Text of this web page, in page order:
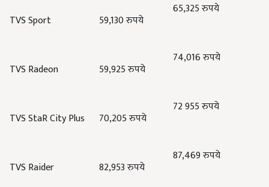
TVS Sport 59,130रुपये
65,325रुपये
TVS Radeon 59,925रुपये
74,016रुपये
TVS StaR City Plus 70,205रुपये
72 955रुपये
TVS Raider 82,953रुपये
87,469रुपये